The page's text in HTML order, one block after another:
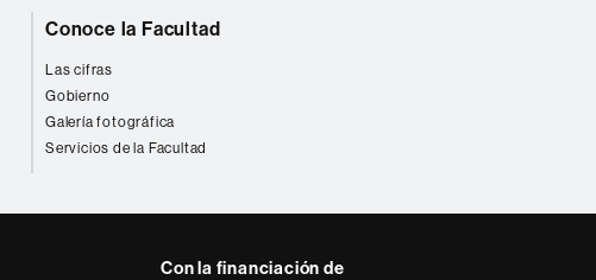
Conoce la Facultad
Las cifras
Gobierno
Galería fotográfica
Servicios de la Facultad
Con la financiación de